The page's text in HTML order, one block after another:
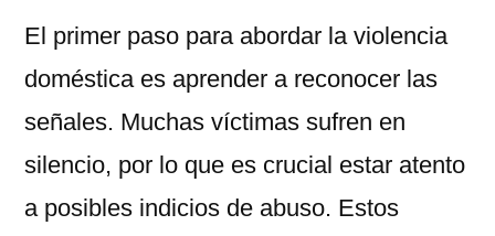
El primer paso para abordar la violencia
doméstica es aprender a reconocer las
señales. Muchas víctimas sufren en
silencio, por lo que es crucial estar atento
a posibles indicios de abuso. Estos